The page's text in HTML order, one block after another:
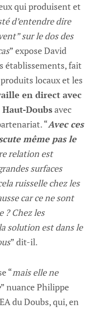
qui produisent et
d’entendre dire
sur le dos des
” expose David
établissements, fait
locaux et les
en direct avec
Doubsavec
“Avec ces
même pas le
relation est
surfaces
ruisselle chez les
car ce ne sont
? Chez les
solution est dans le
” dit-il.
“mais elle ne
” nuance Philippe
du Doubs, qui, en